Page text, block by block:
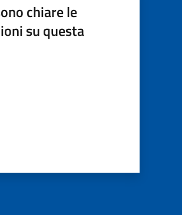
chiare le
su questa